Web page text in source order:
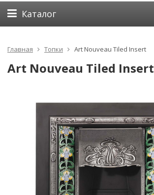
Каталог
Главная Топки Art Nouveau Tiled Insert
Art Nouveau Tiled Insert